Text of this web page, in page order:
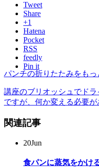
Tweet
Share
+1
Hatena
Pocket
RSS
feedly
Pin it
パンチの折りたたみをもっ
講座のブリオッシュでド
ですが、何か変える必要が
関連記事
20Jun
食パンに蒸気をかけ